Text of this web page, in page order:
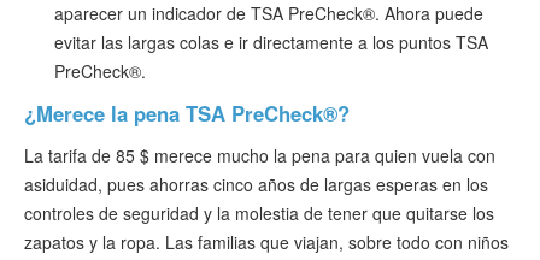
aparecer un indicador de TSA PreCheck®. Ahora puede
evitar las largas colas e ir directamente a los puntos TSA
PreCheck®.
¿Merece la pena TSA PreCheck®?
La tarifa de 85 $ merece mucho la pena para quien vuela con
asiduidad, pues ahorras cinco años de largas esperas en los
controles de seguridad y la molestia de tener que quitarse los
zapatos y la ropa. Las familias que viajan, sobre todo con niños